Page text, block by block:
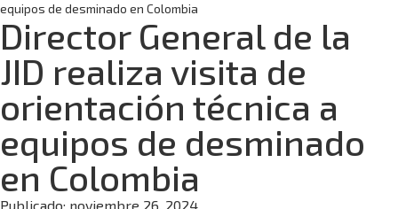
equipos de desminado en Colombia
Director General de la
JID realiza visita de
orientación técnica a
equipos de desminado
en Colombia
Publicado: noviembre 26, 2024